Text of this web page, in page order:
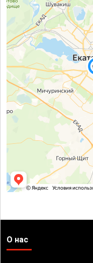
О нас